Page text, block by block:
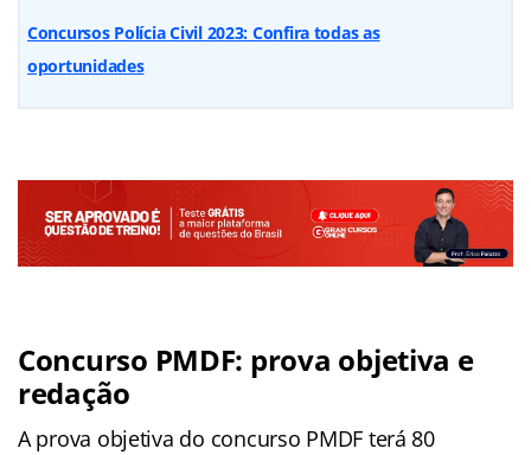
Concursos Polícia Civil 2023: Confira todas as
oportunidades
Concurso PMDF: prova objetiva e
redação
A prova objetiva do concurso PMDF terá 80